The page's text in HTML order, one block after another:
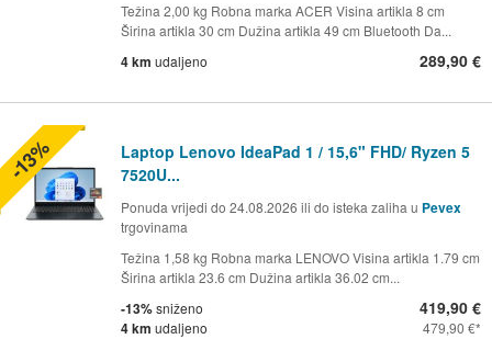
Težina 2,00 kg Robna marka ACER Visina artikla 8 cm
Širina artikla 30 cm Dužina artikla 49 cm Bluetooth Da...
4 km udaljeno 289,90 €
Laptop Lenovo IdeaPad 1 / 15,6" FHD/ Ryzen 5
7520U...
Ponuda vrijedi do 24.08.2026 ili do isteka zaliha u Pevex
trgovinama
Težina 1,58 kg Robna marka LENOVO Visina artikla 1.79 cm
Širina artikla 23.6 cm Dužina artikla 36.02 cm...
-13%sniženo
4 km udaljeno
419,90 €
479,90 €
-13%